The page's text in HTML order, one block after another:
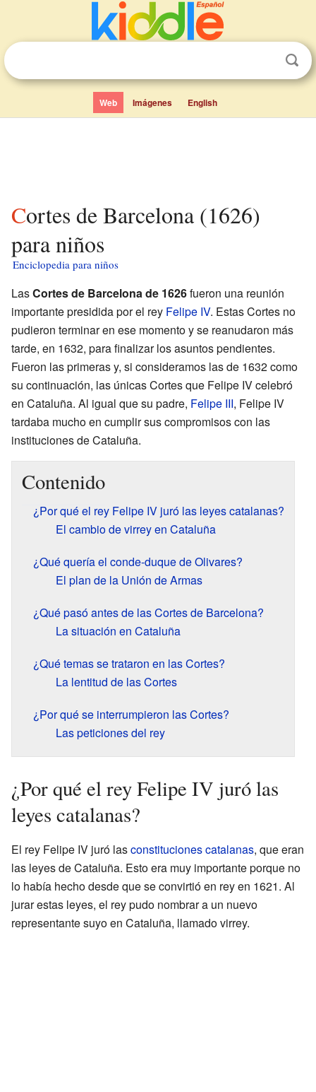
Web Imágenes English
Cortes de Barcelona (1626)
para niños
Enciclopedia para niños
LasCortes de Barcelona de 1626fueron una reunión
importante presidida por el rey Felipe IV. Estas Cortes no
pudieron terminar en ese momento y se reanudaron más
tarde, en 1632, para finalizar los asuntos pendientes.
Fueron las primeras y, si consideramos las de 1632 como
su continuación, las únicas Cortes que Felipe IV celebró
en Cataluña. Al igual que su padre, Felipe III, Felipe IV
tardaba mucho en cumplir sus compromisos con las
instituciones de Cataluña.
Contenido
¿Por qué el rey Felipe IV juró las leyes catalanas?
El cambio de virrey en Cataluña
¿Qué quería el conde-duque de Olivares?
El plan de la Unión de Armas
¿Qué pasó antes de las Cortes de Barcelona?
La situación en Cataluña
¿Qué temas se trataron en las Cortes?
La lentitud de las Cortes
¿Por qué se interrumpieron las Cortes?
Las peticiones del rey
¿Por qué el rey Felipe IV juró las
leyes catalanas?
El rey Felipe IV juró lasconstituciones catalanas, que eran
las leyes de Cataluña. Esto era muy importante porque no
lo había hecho desde que se convirtió en rey en 1621. Al
jurar estas leyes, el rey pudo nombrar a un nuevo
representante suyo en Cataluña, llamado virrey.